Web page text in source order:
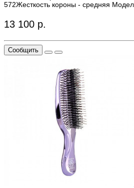
572Жесткость короны - средняя
13 100 р.
Сообщить